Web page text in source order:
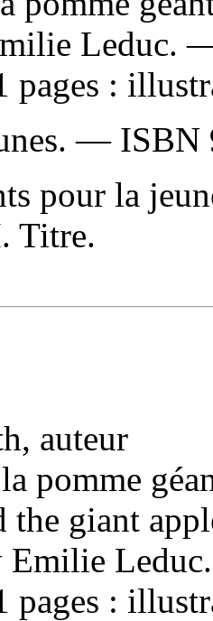
Leduc.
:
— ISBN
pour la
Titre.
auteur
pomme
the giant
Emilie
: